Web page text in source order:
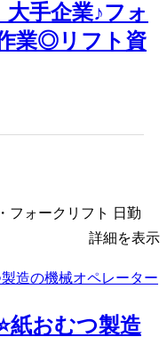
大手企業♪フォ
業◎リフト資
フォークリフト 日勤
詳細を表示
紙おむつ製造